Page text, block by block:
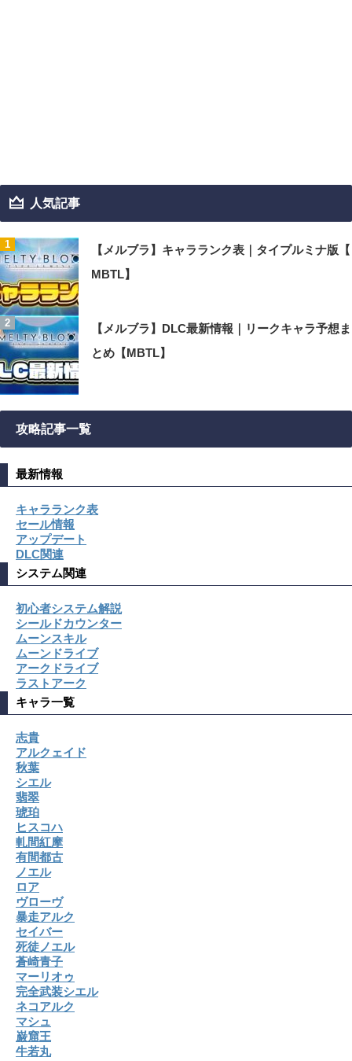
人気記事
【メルブラ】キャラランク表｜タイプルミナ版【
MBTL】
【メルブラ】DLC最新情報｜リークキャラ予想ま
とめ【MBTL】
攻略記事一覧
最新情報
キャラランク表
セール情報
アップデート
DLC関連
システム関連
初心者システム解説
シールドカウンター
ムーンスキル
ムーンドライブ
アークドライブ
ラストアーク
キャラ一覧
志貴
アルクェイド
秋葉
シエル
翡翠
琥珀
ヒスコハ
軋間紅摩
有間都古
ノエル
ロア
ヴローヴ
暴走アルク
セイバー
死徒ノエル
蒼崎青子
マーリオゥ
完全武装シエル
ネコアルク
マシュ
巌窟王
牛若丸